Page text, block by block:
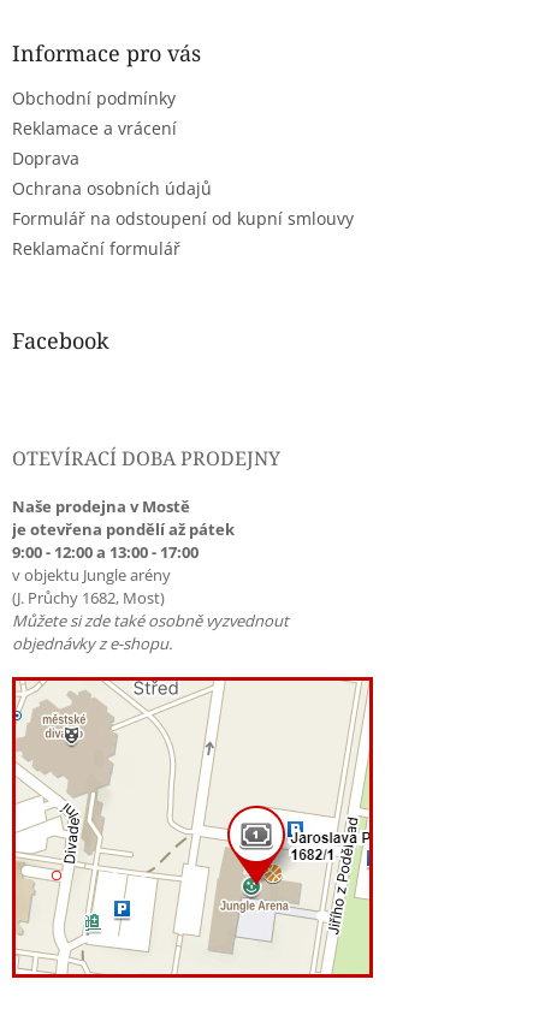
Informace pro vás
Obchodní podmínky
Reklamace a vrácení
Doprava
Ochrana osobních údajů
Formulář na odstoupení od kupní smlouvy
Reklamační formulář
Facebook
OTEVÍRACÍ DOBA PRODEJNY
Naše prodejna v Mostě
je otevřena pondělí až pátek
9:00 - 12:00 a 13:00 - 17:00
v objektu Jungle arény
(J. Průchy 1682, Most)
Můžete si zde také osobně vyzvednout
objednávky z e-shopu.